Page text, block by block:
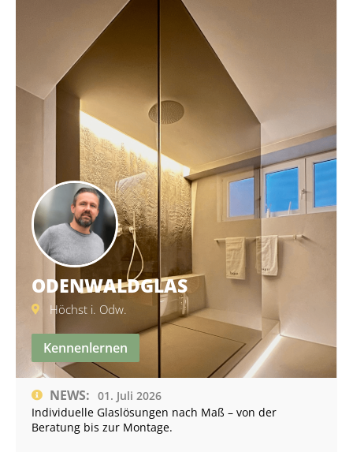
ODENWALDGLAS
Höchst i. Odw.
Kennenlernen
NEWS: 01. Juli 2026
Individuelle Glaslösungen nach Maß – von der
Beratung bis zur Montage.